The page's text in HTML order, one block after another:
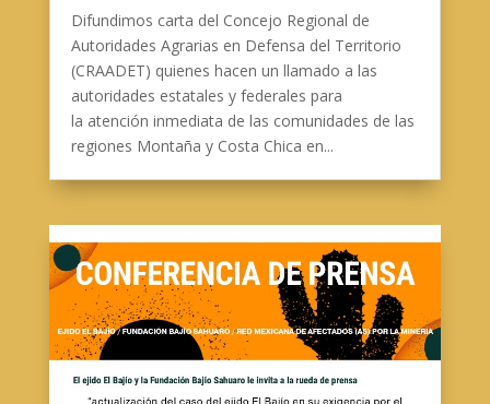
Difundimos carta del Concejo Regional de
Autoridades Agrarias en Defensa del Territorio
(CRAADET) quienes hacen un llamado a las
autoridades estatales y federales para
la atención inmediata de las comunidades de las
regiones Montaña y Costa Chica en...